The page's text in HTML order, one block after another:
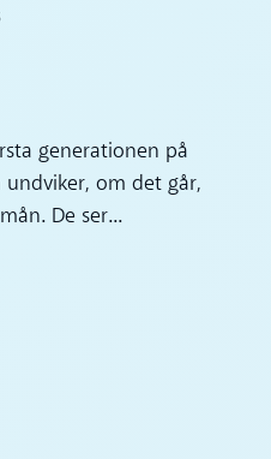
generationen på
undviker, om det går,
De ser...